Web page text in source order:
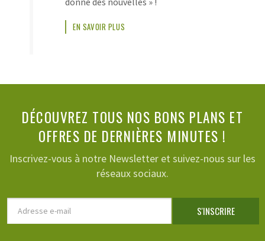
EN SAVOIR PLUS
DÉCOUVREZ TOUS NOS BONS PLANS ET
OFFRES DE DERNIÈRES MINUTES !
Inscrivez-vous à notre Newsletter et suivez-nous sur les
réseaux sociaux.
S'INSCRIRE